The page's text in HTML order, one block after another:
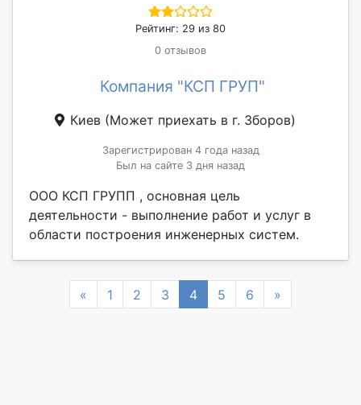
Рейтинг: 29 из 80
0 отзывов
Компания "КСП ГРУП"
Киев (Может приехать в г. Зборов)
Зарегистрирован 4 года назад
Был на сайте 3 дня назад
ООО КСП ГРУПП , основная цель
деятельности - выполнение работ и услуг в
области построения инженерных систем.
« Previous
1 2 3 4 5 6 »